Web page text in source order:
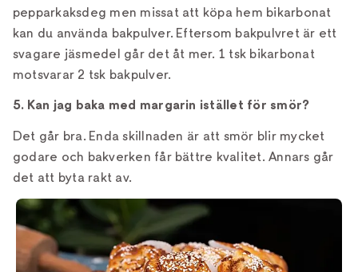
pepparkaksdeg men missat att köpa hem bikarbonat
kan du använda bakpulver. Eftersom bakpulvret är ett
svagare jäsmedel går det åt mer. 1 tsk bikarbonat
motsvarar 2 tsk bakpulver.
5. Kan jag baka med margarin istället för smör?
Det går bra. Enda skillnaden är att smör blir mycket
godare och bakverken får bättre kvalitet. Annars går
det att byta rakt av.